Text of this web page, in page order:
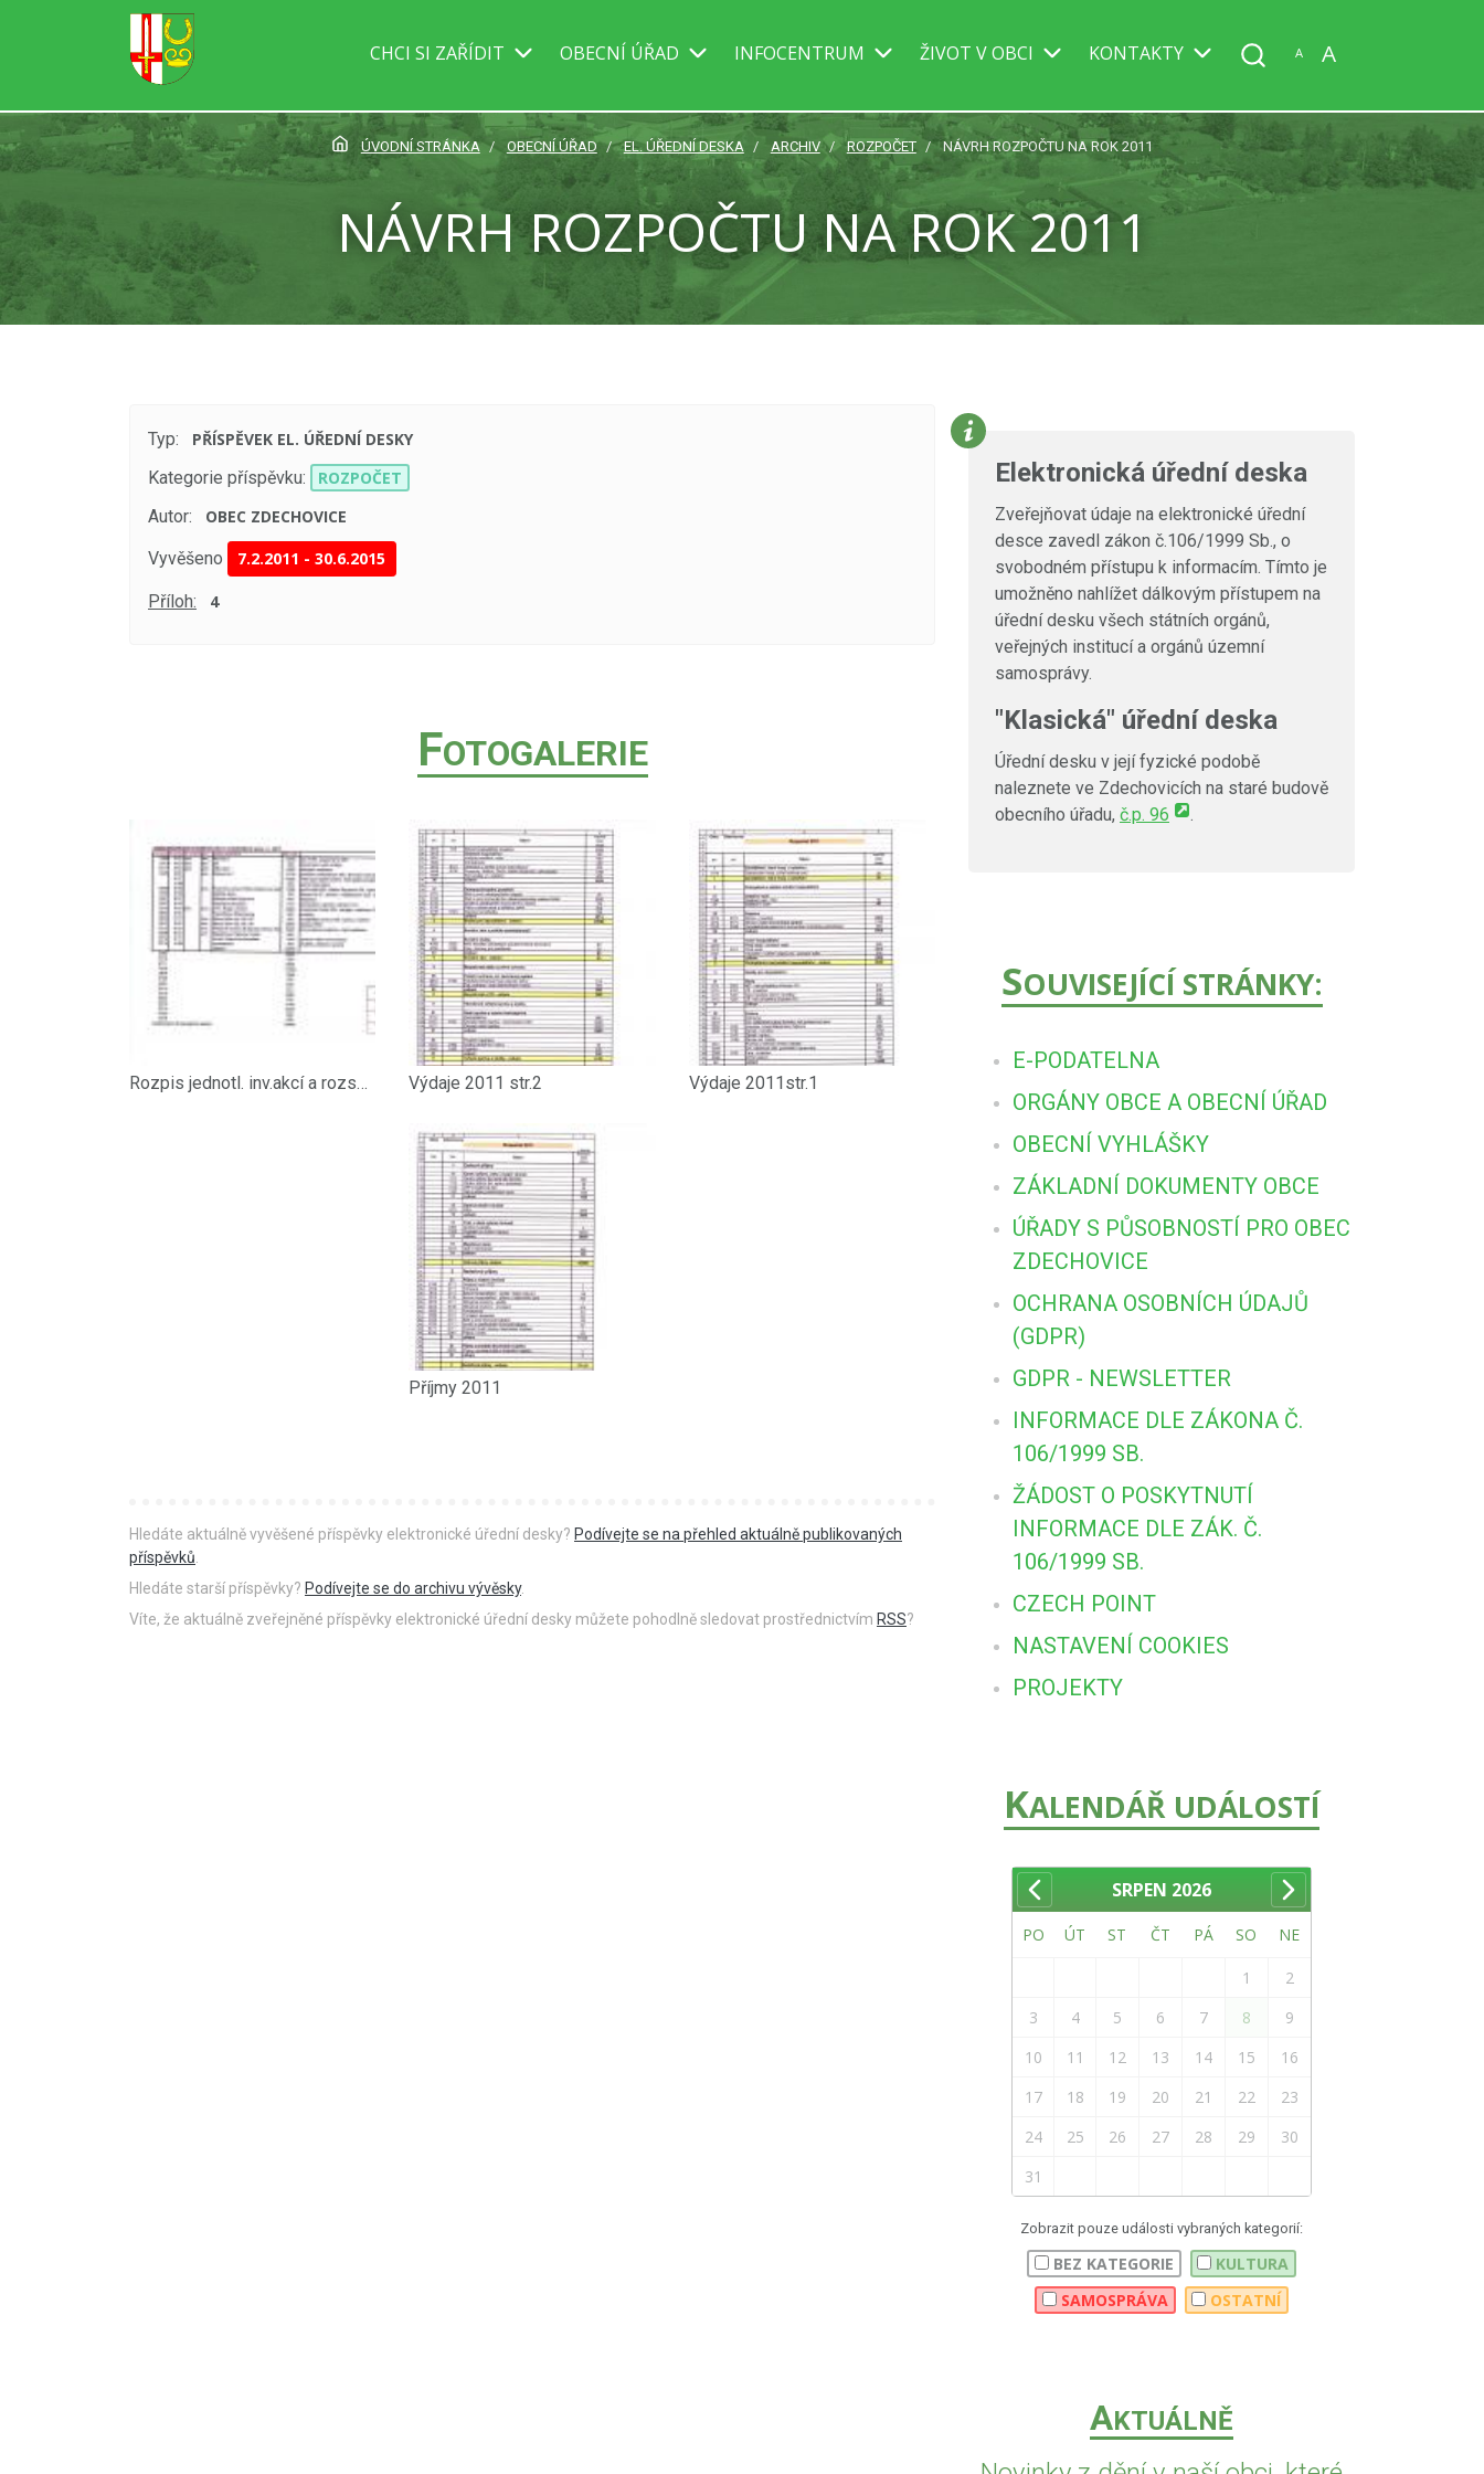
CHCI SI ZAŘÍDIT OBECNÍ ÚŘAD INFOCENTRUM ŽIVOT V OBCI KONTAKTY A A
ÚVODNÍ STRÁNKA OBECNÍ ÚŘAD EL. ÚŘEDNÍ DESKA ARCHIV ROZPOČET NÁVRH ROZPOČTU NA ROK 2011
NÁVRH ROZPOČTU NA ROK 2011
Typ:
PŘÍSPĚVEK EL. ÚŘEDNÍ DESKY
Kategorie příspěvku:
ROZPOČET
Autor:
OBEC ZDECHOVICE
Vyvěšeno 7.2.2011 -30.6.2015
Příloh: 4
FOTOGALERIE
Rozpis jednotl. inv.akcí a rozsáhlejších oprav Výdaje 2011 str.2 Výdaje 2011str.1
Příjmy 2011
Hledáte aktuálně vyvěšené příspěvky elektronické úřední desky? Podívejte se na přehled aktuálně publikovaných
příspěvků
Hledáte starší příspěvky? Podívejte se do archivu vývěsky.
Víte, že aktuálně zveřejněné příspěvky elektronické úřední desky můžete pohodlně sledovat prostřednictvím RSS?
Elektronická úřední deska
Zveřejňovat údaje na elektronické úřední
desce zavedl zákon č.106/1999 Sb., o
svobodném přístupu k informacím. Tímto je
umožněno nahlížet dálkovým přístupem na
úřední desku všech státních orgánů,
veřejných institucí a orgánů územní
samosprávy.
"Klasická" úřední deska
Úřední desku v její fyzické podobě
naleznete ve Zdechovicích na staré budově
obecního úřadu, č.p. 96 .
SOUVISEJÍCÍ STRÁNKY:
E-PODATELNA
ORGÁNY OBCE A OBECNÍ ÚŘAD
OBECNÍ VYHLÁŠKY
ZÁKLADNÍ DOKUMENTY OBCE
ÚŘADY S PŮSOBNOSTÍ PRO OBEC
ZDECHOVICE
OCHRANA OSOBNÍCH ÚDAJŮ
(GDPR)
GDPR - NEWSLETTER
INFORMACE DLE ZÁKONA Č.
106/1999 SB.
ŽÁDOST O POSKYTNUTÍ
INFORMACE DLE ZÁK. Č.
106/1999 SB.
CZECH POINT
NASTAVENÍ COOKIES
PROJEKTY
KALENDÁŘ UDÁLOSTÍ
SRPEN 2026
PO ÚT ST ČT PÁ SO NE
1
2
3
4 5 6 7 8
9
10
11 12 13 14 15
16
17
18 19 20 21 22
23
24
25 26 27 28 29
30
31
Zobrazit pouze události vybraných kategorií:
BEZ KATEGORIE
KULTURA
SAMOSPRÁVA
OSTATNÍ
AKTUÁLNĚ